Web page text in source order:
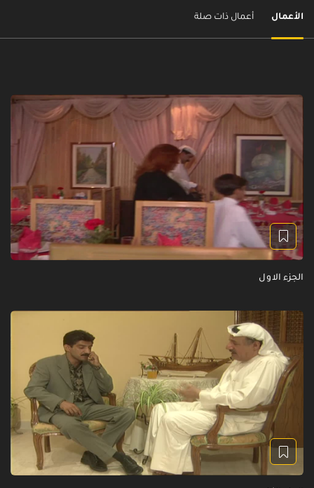
الأعمال أعمال ذات صلة
الجزء الاول